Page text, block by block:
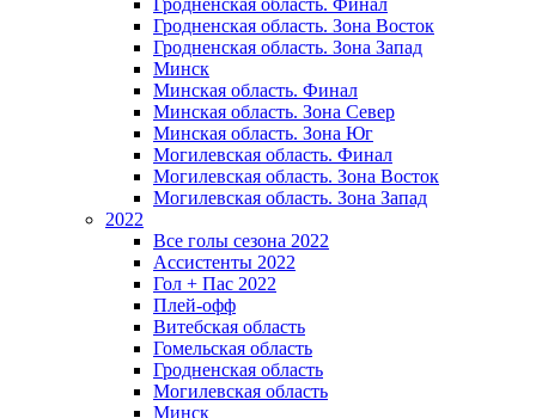
Гродненская область. Финал
Гродненская область. Зона Восток
Гродненская область. Зона Запад
Минск
Минская область. Финал
Минская область. Зона Север
Минская область. Зона Юг
Могилевская область. Финал
Могилевская область. Зона Восток
Могилевская область. Зона Запад
2022
Все голы сезона 2022
Ассистенты 2022
Гол + Пас 2022
Плей-офф
Витебская область
Гомельская область
Гродненская область
Могилевская область
Минск